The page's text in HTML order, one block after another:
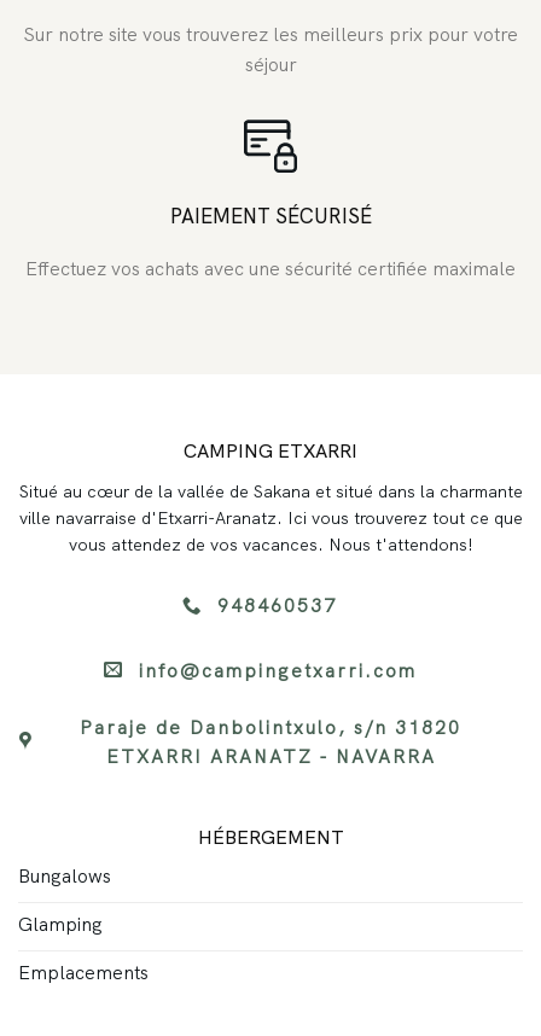
Sur notre site vous trouverez les meilleurs prix pour votre
séjour
PAIEMENT SÉCURISÉ
Effectuez vos achats avec une sécurité certifiée maximale
CAMPING ETXARRI
Situé au cœur de la vallée de Sakana et situé dans la charmante
ville navarraise d'Etxarri-Aranatz. Ici vous trouverez tout ce que
vous attendez de vos vacances. Nous t'attendons!
948460537
info@campingetxarri.com
Paraje de Danbolintxulo, s/n 31820
ETXARRI ARANATZ - NAVARRA
HÉBERGEMENT
Bungalows
Glamping
Emplacements